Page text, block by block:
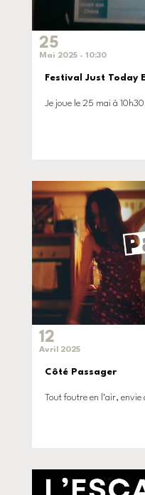
25
Mai 2025 - 10:30
Festival Just Today
Je joue le 25 mai à
12
Avril 2025
Côté Passager
Tout foutre en l'air, envie